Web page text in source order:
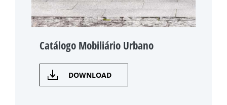
Catálogo Mobiliário Urbano
DOWNLOAD